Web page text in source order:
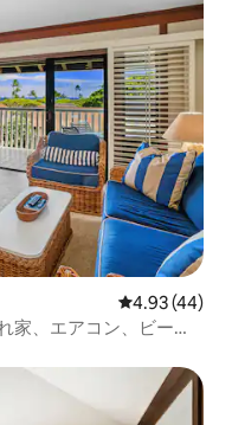
レビュー44
4.93 (44)
家、エアコン、ビー